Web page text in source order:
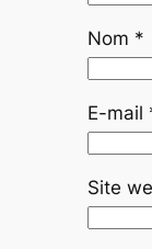
Nom *
E-mail
Site